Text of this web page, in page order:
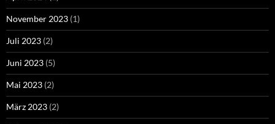
November 2023 (1)
Juli 2023 (2)
Juni 2023 (5)
Mai 2023 (2)
März 2023 (2)